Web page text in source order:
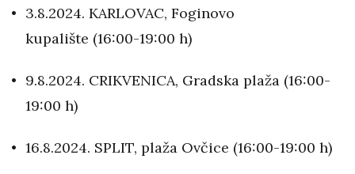
3.8.2024. KARLOVAC, Foginovo
kupalište (16:00-19:00 h)
9.8.2024. CRIKVENICA, Gradska plaža (16:00-
19:00 h)
16.8.2024. SPLIT, plaža Ovčice (16:00-19:00 h)